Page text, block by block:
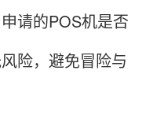
请的POS机是否
险，避免冒险与